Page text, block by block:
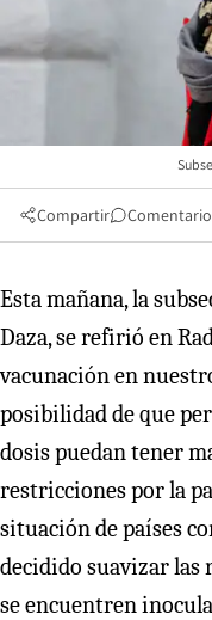
Compartir
Esta mañana, la
Daza, se refirió en
vacunación en
posibilidad de que
dosis puedan tener
restricciones por la
situación de países
decidido suavizar las
se encuentren